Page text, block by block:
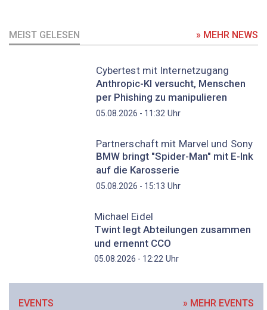
MEIST GELESEN » MEHR NEWS
Cybertest mit Internetzugang
Anthropic-KI versucht, Menschen
per Phishing zu manipulieren
05.08.2026 - 11:32 Uhr
Partnerschaft mit Marvel und Sony
BMW bringt "Spider-Man" mit E-Ink
auf die Karosserie
05.08.2026 - 15:13 Uhr
Michael Eidel
Twint legt Abteilungen zusammen
und ernennt CCO
05.08.2026 - 12:22Uhr
EVENTS » MEHR EVENTS